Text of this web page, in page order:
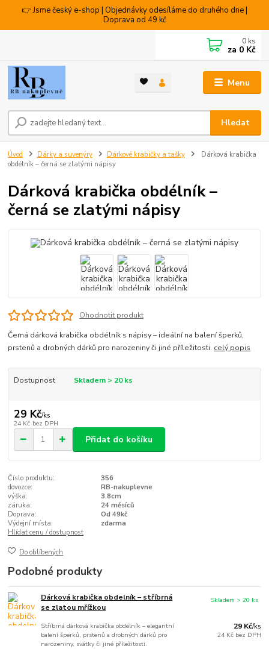
👉 Jsme český e-shop | Objednávky odesíláme do druhého dne |
Doprava od 49 kč
Menu
Hledat
0 ks
za 0 Kč
Úvod Dárky a suvenýry Dárkové krabičky a tašky
Dárková krabička
obdélník – černá se zlatými nápisy
Dárková krabička obdélník –
černá se zlatými nápisy
Ohodnotit produkt
Černá dárková krabička obdélník s nápisy – ideální na balení šperků,
prstenů a drobných dárků pro narozeniny či jiné příležitosti. celý popis
Dostupnost Skladem > 20 ks
29 Kč/ks
24 Kč bez DPH
Přidat do košíku
Číslo produktu:
356
dovozce:
RB-nakuplevne
výška:
3.8cm
záruka:
24 měsíců
Doprava:
Od 49kč
Výdejní místa:
zdarma
Hlídat cenu / dostupnost
Do oblíbených
Podobné produkty
Dárková krabička obdelník – stříbrná
se zlatou mřížkou
Stříbrná dárková krabička obdélník – elegantní
balení šperků, prstenů a drobných dárků pro
narozeniny, svátky či jiné příležitosti.
29 Kč/ks
24 Kč bez DPH
Skladem > 20 ks